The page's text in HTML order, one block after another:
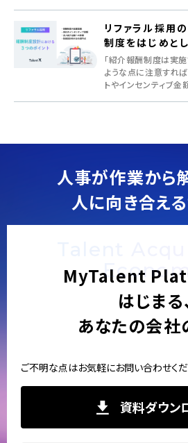
リファラル採用の
制度をはじめと
ト
「紹介報酬制度は実
ような点に注意すれ
トやインセンティブ
人事が作業から
人に向き合え
MyTalent
はじまる
あなたの会社
ご不明な点はお気軽にお問い合わせくだ
資料ダウン